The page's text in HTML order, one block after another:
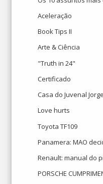
Aceleração
Book Tips II
Arte & Ciência
"Truth in 24"
Certificado
Casa do Juvenal Jorge
Love hurts
Toyota TF109
Panamera: MAO
Renault: manual do
PORSCHE